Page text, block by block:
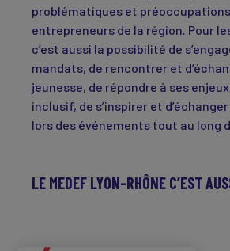
problématiques et
entrepreneurs de la région. Pour
c’est aussi la possibilité de
mandats, de rencontrer et
jeunesse, de répondre à ses
inclusif, de s’inspirer et
lors des événements tout au long
LE MEDEF LYON-RHÔNE C’EST